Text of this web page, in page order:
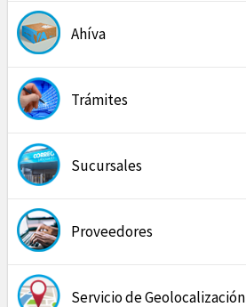
Ahíva
Trámites
Sucursales
Proveedores
Servicio de Geolocalización